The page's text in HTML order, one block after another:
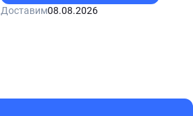
Доставим08.08.2026